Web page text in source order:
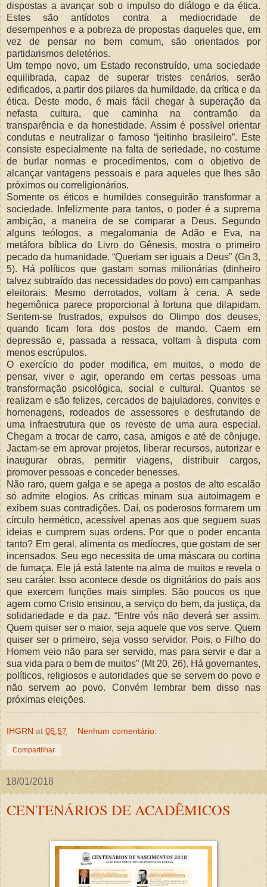
dispostas a avançar sob o impulso do diálogo e da ética.
Estes são antídotos contra a mediocridade de
desempenhos e a pobreza de propostas daqueles que, em
vez de pensar no bem comum, são orientados por
partidarismos deletérios.
Um tempo novo, um Estado reconstruído, uma sociedade
equilibrada, capaz de superar tristes cenários, serão
edificados, a partir dos pilares da humildade, da crítica e da
ética. Deste modo, é mais fácil chegar à superação da
nefasta cultura, que caminha na contramão da
transparência e da honestidade. Assim é possível orientar
condutas e neutralizar o famoso “jeitinho brasileiro”. Este
consiste especialmente na falta de seriedade, no costume
de burlar normas e procedimentos, com o objetivo de
alcançar vantagens pessoais e para aqueles que lhes são
próximos ou correligionários.
Somente os éticos e humildes conseguirão transformar a
sociedade. Infelizmente para tantos, o poder é a suprema
ambição, a maneira de se comparar a Deus. Segundo
alguns teólogos, a megalomania de Adão e Eva, na
metáfora bíblica do Livro do Gênesis, mostra o primeiro
pecado da humanidade. “Queriam ser iguais a Deus” (Gn 3,
5). Há políticos que gastam somas milionárias (dinheiro
talvez subtraído das necessidades do povo) em campanhas
eleitorais. Mesmo derrotados, voltam à cena. A sede
hegemônica parece proporcional à fortuna que dilapidam.
Sentem-se frustrados, expulsos do Olimpo dos deuses,
quando ficam fora dos postos de mando. Caem em
depressão e, passada a ressaca, voltam à disputa com
menos escrúpulos.
O exercício do poder modifica, em muitos, o modo de
pensar, viver e agir, operando em certas pessoas uma
transformação psicológica, social e cultural. Quantos se
realizam e são felizes, cercados de bajuladores, convites e
homenagens, rodeados de assessores e desfrutando de
uma infraestrutura que os reveste de uma aura especial.
Chegam a trocar de carro, casa, amigos e até de cônjuge.
Jactam-se em aprovar projetos, liberar recursos, autorizar e
inaugurar obras, permitir viagens, distribuir cargos,
promover pessoas e conceder benesses.
Não raro, quem galga e se apega a postos de alto escalão
só admite elogios. As críticas minam sua autoimagem e
exibem suas contradições. Daí, os poderosos formarem um
círculo hermético, acessível apenas aos que seguem suas
ideias e cumprem suas ordens. Por que o poder encanta
tanto? Em geral, alimenta os medíocres, que gostam de ser
incensados. Seu ego necessita de uma máscara ou cortina
de fumaça. Ele já está latente na alma de muitos e revela o
seu caráter. Isso acontece desde os dignitários do país aos
que exercem funções mais simples. São poucos os que
agem como Cristo ensinou, a serviço do bem, da justiça, da
solidariedade e da paz. “Entre vós não deverá ser assim.
Quem quiser ser o maior, seja aquele que vos serve. Quem
quiser ser o primeiro, seja vosso servidor. Pois, o Filho do
Homem veio não para ser servido, mas para servir e dar a
sua vida para o bem de muitos” (Mt 20, 26). Há governantes,
políticos, religiosos e autoridades que se servem do povo e
não servem ao povo. Convém lembrar bem disso nas
próximas eleições.
IHGRN at 06:57 Nenhum comentário:
Compartilhar
18/01/2018
CENTENÁRIOS DE ACADÊMICOS